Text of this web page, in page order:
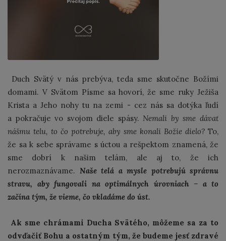
Duch Svätý v nás prebýva, teda sme skutočne Božími
domami. V Svätom Písme sa hovorí, že sme ruky Ježiša
Krista a Jeho nohy tu na zemi - cez nás sa dotýka ľudí
a pokračuje vo svojom diele spásy. Nemali by sme dávať
nášmu telu, to čo potrebuje, aby sme konali Božie dielo? To,
že sa k sebe správame s úctou a rešpektom znamená, že
sme dobrí k našim telám, ale aj to, že ich
nerozmaznávame. Naše telá a mysle potrebujú správnu
stravu, aby fungovali na optimálnych úrovniach – a to
začína tým, že vieme, čo vkladáme do úst.
Ak sme chrámami Ducha Svätého, môžeme sa za to
odvďačiť Bohu a ostatným tým, že budeme jesť zdravé